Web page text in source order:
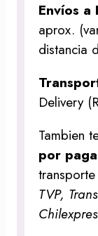
Envíos a
aprox.
distancia
Delivery
Tambien
por
TVP,